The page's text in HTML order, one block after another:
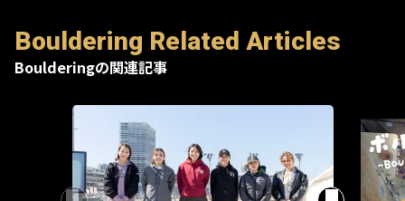
Bouldering Related Articles
Boulderingの関連記事